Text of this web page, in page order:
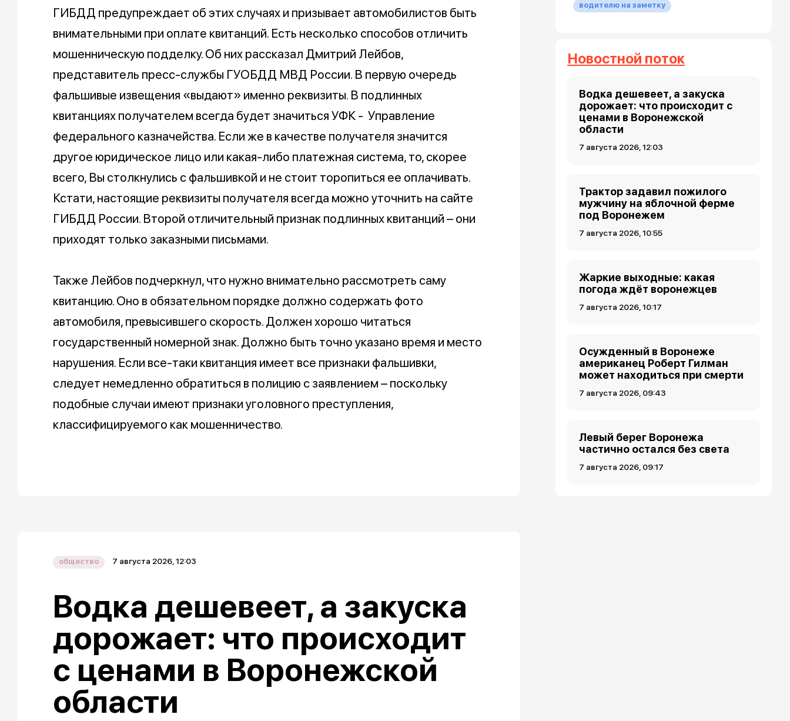
ГИБДД предупреждает об этих случаях и призывает автомобилистов быть
внимательными при оплате квитанций. Есть несколько способов отличить
мошенническую подделку. Об них рассказал Дмитрий Лейбов,
представитель пресс-службы ГУОБДД МВД России. В первую очередь
фальшивые извещения «выдают» именно реквизиты. В подлинных
квитанциях получателем всегда будет значиться УФК - Управление
федерального казначейства. Если же в качестве получателя значится
другое юридическое лицо или какая-либо платежная система, то, скорее
всего, Вы столкнулись с фальшивкой и не стоит торопиться ее оплачивать.
Кстати, настоящие реквизиты получателя всегда можно уточнить на сайте
ГИБДД России. Второй отличительный признак подлинных квитанций – они
приходят только заказными письмами.
Также Лейбов подчеркнул, что нужно внимательно рассмотреть саму
квитанцию. Оно в обязательном порядке должно содержать фото
автомобиля, превысившего скорость. Должен хорошо читаться
государственный номерной знак. Должно быть точно указано время и место
нарушения. Если все-таки квитанция имеет все признаки фальшивки,
следует немедленно обратиться в полицию с заявлением – поскольку
подобные случаи имеют признаки уголовного преступления,
классифицируемого как мошенничество.
водителю на заметку
Новостной поток
Водка дешевеет, а закуска
дорожает: что происходит с
ценами в Воронежской
области
7 августа 2026, 12:03
Трактор задавил пожилого
мужчину на яблочной ферме
под Воронежем
7 августа 2026, 10:55
Жаркие выходные: какая
погода ждёт воронежцев
7 августа 2026, 10:17
Осужденный в Воронеже
американец Роберт Гилман
может находиться при смерти
7 августа 2026, 09:43
Левый берег Воронежа
частично остался без света
7 августа 2026, 09:17
общество 7 августа 2026, 12:03
Водка дешевеет, а закуска
дорожает: что происходит
с ценами в Воронежской
области